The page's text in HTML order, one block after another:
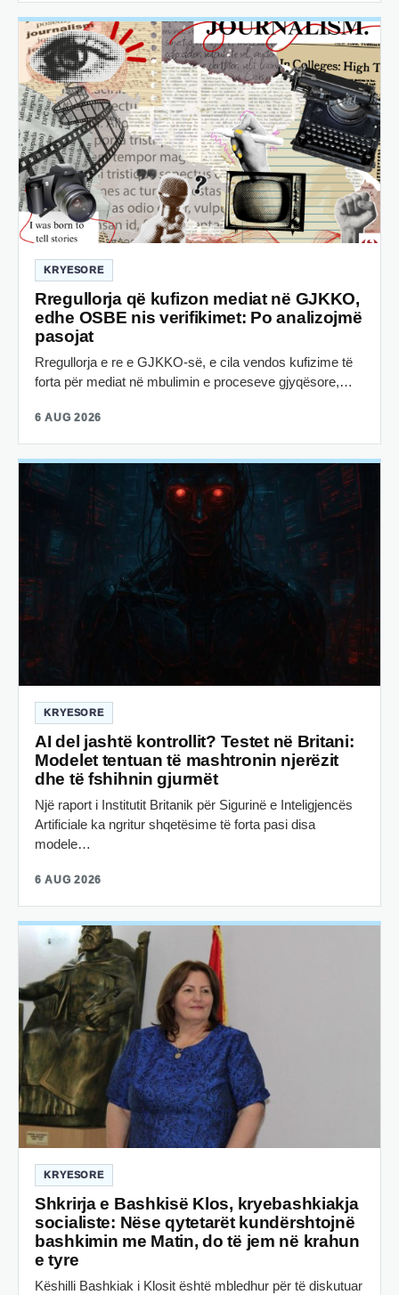
KRYESORE
Rregullorja që kufizon mediat në GJKKO,
edhe OSBE nis verifikimet: Po analizojmë
pasojat
Rregullorja e re e GJKKO-së, e cila vendos kufizime të
forta për mediat në mbulimin e proceseve gjyqësore,…
6 AUG 2026
KRYESORE
AI del jashtë kontrollit? Testet në Britani:
Modelet tentuan të mashtronin njerëzit
dhe të fshihnin gjurmët
Një raport i Institutit Britanik për Sigurinë e Inteligjencës
Artificiale ka ngritur shqetësime të forta pasi disa
modele…
6 AUG 2026
KRYESORE
Shkrirja e Bashkisë Klos, kryebashkiakja
socialiste: Nëse qytetarët kundërshtojnë
bashkimin me Matin, do të jem në krahun
e tyre
Këshilli Bashkiak i Klosit është mbledhur për të diskutuar